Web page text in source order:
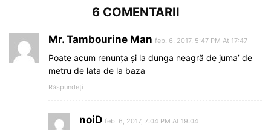
6 COMENTARII
Mr. Tambourine Man feb. 6, 2017, 5:47 PM At 17:47
Poate acum renunța și la dunga neagră de juma’ de
metru de lata de la baza
Răspundeți
noiD feb. 6, 2017, 7:04 PM At 19:04